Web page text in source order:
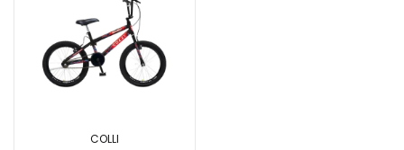
COLLI